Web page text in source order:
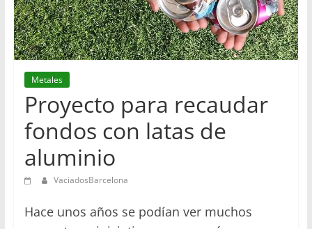
en
Barcelona
Metales
Proyecto para recaudar
fondos con latas de
aluminio
VaciadosBarcelona
Hace unos años se podían ver muchos